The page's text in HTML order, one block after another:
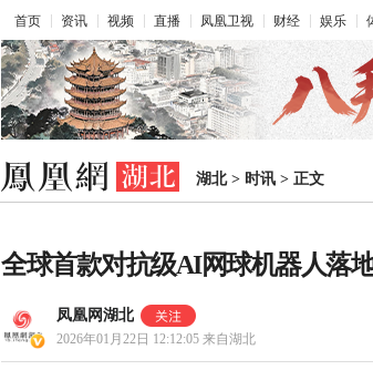
首页 资讯 视频 直播 凤凰卫视 财经 娱乐
湖北> 时讯 > 正文
全球首款对抗级AI网球机器人落
凤凰网湖北
2026年01月22日 12:12:05 来自湖北